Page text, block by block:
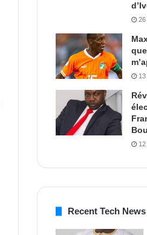
26
Recent Tech News